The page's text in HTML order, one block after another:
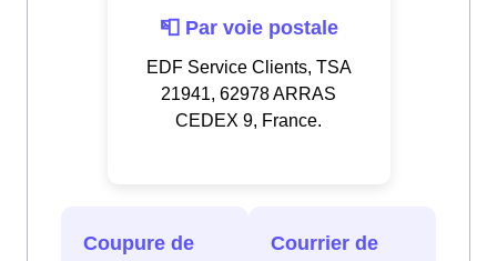
📮 Par voie postale
EDF Service Clients, TSA
21941, 62978 ARRAS
CEDEX 9, France.
Coupure de
Courrier de